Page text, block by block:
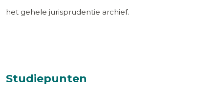
het gehele jurisprudentie archief.
Studiepunten